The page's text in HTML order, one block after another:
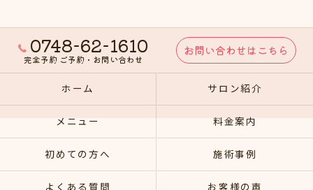
0748-62-1610
完全予約 ご予約・お問い合わせ
お問い合わせはこちら
ホーム サロン紹介
メニュー 料金案内
初めての方へ 施術事例
よくある質問 お客様の声